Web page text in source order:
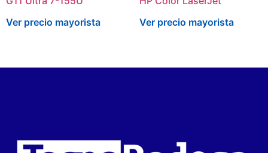
Ver precio mayorista
Ver precio mayorista